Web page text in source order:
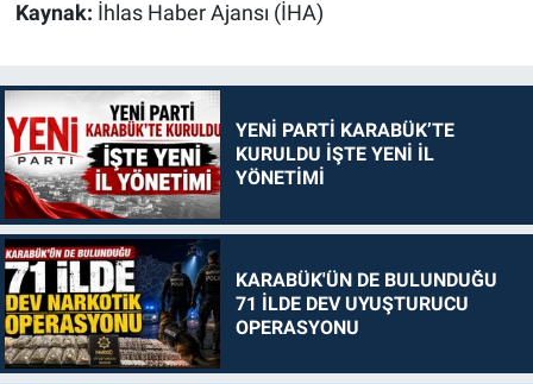
Kaynak: İhlas Haber Ajansı (İHA)
YENİ PARTİ KARABÜK’TE
KURULDU İŞTE YENİ İL
YÖNETİMİ
KARABÜK'ÜN DE BULUNDUĞU
71 İLDE DEV UYUŞTURUCU
OPERASYONU